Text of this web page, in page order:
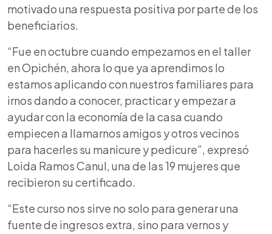
motivado una respuesta positiva por parte de los
beneficiarios.
“Fue en octubre cuando empezamos en el taller
en Opichén, ahora lo que ya aprendimos lo
estamos aplicando con nuestros familiares para
irnos dando a conocer, practicar y empezar a
ayudar con la economía de la casa cuando
empiecen a llamarnos amigos y otros vecinos
para hacerles su manicure y pedicure”, expresó
Loida Ramos Canul, una de las 19 mujeres que
recibieron su certificado.
“Este curso nos sirve no solo para generar una
fuente de ingresos extra, sino para vernos y